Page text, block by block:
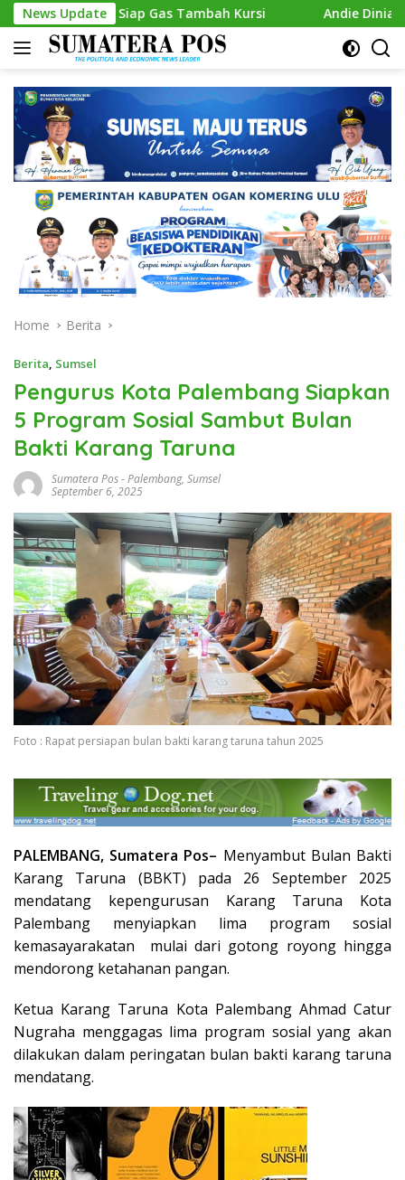
Skip
to
content
News Update
Siap Gas Tambah Kursi Andie Dinialdie Kembalikan
Home Berita
Berita, Sumsel
Pengurus Kota Palembang Siapkan
5 Program Sosial Sambut Bulan
Bakti Karang Taruna
Sumatera Pos-Palembang, Sumsel
September 6, 2025
Foto : Rapat persiapan bulan bakti karang taruna tahun 2025
PALEMBANG, Sumatera Pos– Menyambut Bulan Bakti
Karang Taruna (BBKT) pada 26 September 2025
mendatang kepengurusan Karang Taruna Kota
Palembang menyiapkan lima program sosial
kemasayarakatan mulai dari gotong royong hingga
mendorong ketahanan pangan.
Ketua Karang Taruna Kota Palembang Ahmad Catur
Nugraha menggagas lima program sosial yang akan
dilakukan dalam peringatan bulan bakti karang taruna
mendatang.